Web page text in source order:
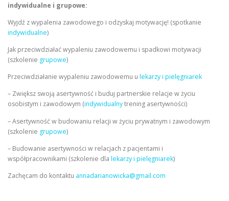
indywidualne i grupowe:
Wyjdź z wypalenia zawodowego i odzyskaj motywację! (spotkanie
indywidualne)
Jak przeciwdziałać wypaleniu zawodowemu i spadkowi motywacji
(szkolenie grupowe)
Przeciwdziałanie wypaleniu zawodowemu u lekarzy i pielęgniarek
– Zwiększ swoją asertywność i buduj partnerskie relacje w życiu
osobistym i zawodowym (indywidualnytrening asertywności)
– Asertywność w budowaniu relacji w życiu prywatnym i zawodowym
(szkolenie grupowe)
– Budowanie asertywności w relacjach z pacjentami i
współpracownikami (szkolenie dla lekarzy i pielęgniarek)
Zachęcam do kontaktu annadarianowicka@gmail.com